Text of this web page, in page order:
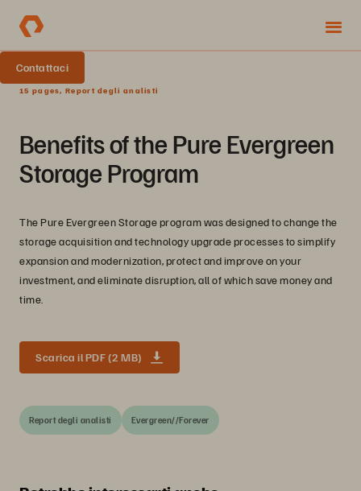
Contattaci
15 pages, Report degli analisti
Benefits of the Pure Evergreen
Storage Program
The Pure Evergreen Storage program was designed to change the
storage acquisition and technology upgrade processes to simplify
expansion and modernization, protect and improve on your
investment, and eliminate disruption, all of which save money and
time.
Scarica il PDF (2 MB)
Report degli analisti Evergreen//Forever